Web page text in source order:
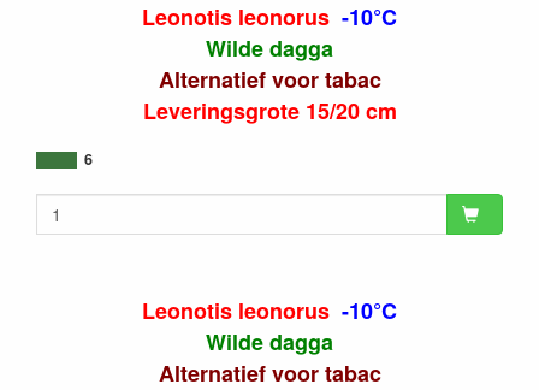
Leonotis leonorus -10°C
Wilde dagga
Alternatief voor tabac
Leveringsgrote 15/20 cm
6
Leonotis leonorus -10°C
Wilde dagga
Alternatief voor tabac